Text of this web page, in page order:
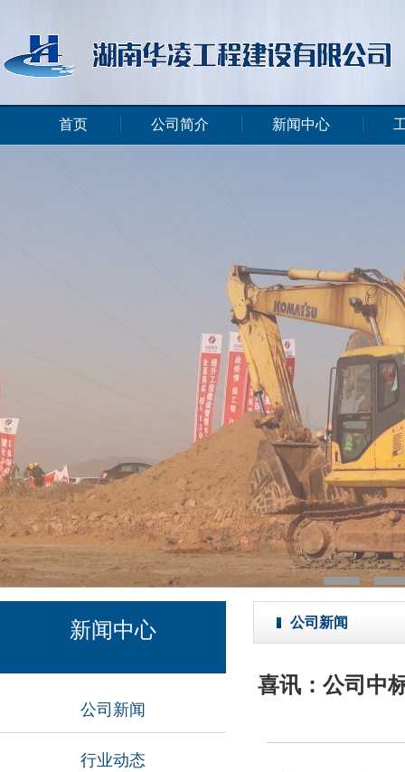
首页 公司简介 新闻中心
新闻中心
公司新闻
行业动态
公司新闻
喜讯：公司中